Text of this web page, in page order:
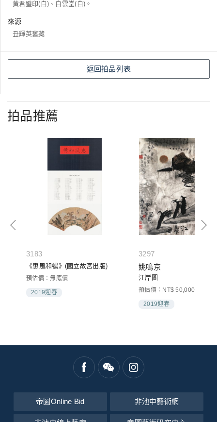
黃君璧印(白)、白雲堂(白)。
來源
丑輝英舊藏
返回拍品列表
拍品推薦
3183
《惠風和暢》(國立故宮出版)
預估價：無底價
2019迎春
3297
姚鳴京
江岸圖
預估價：NT$ 50,000-80,000
2019迎春
帝圖Online Bid 非池中藝術網